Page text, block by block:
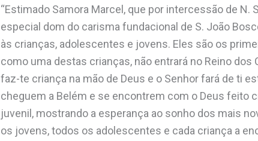
“Estimado Samora Marcel, que por intercessão de N.
especial dom do carisma fundacional de S. João
às crianças, adolescentes e jovens. Eles são os
como uma destas crianças, não entrará no Reino dos
faz-te criança na mão de Deus e o Senhor fará de ti
cheguem a Belém e se encontrem com o Deus feito
juvenil, mostrando a esperança ao sonho dos mais
os jovens, todos os adolescentes e cada criança a